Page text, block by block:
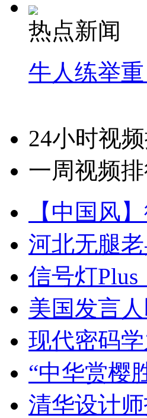
热点新闻
牛人练举
24小时视
一周视频
【中国风
河北无腿
信号灯
美国发言
现代密码
“中华赏樱
清华设计